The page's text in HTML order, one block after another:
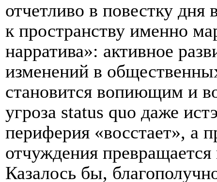
отчетливо в повестку
к пространству именно
нарратива»: активное
изменений в
становится вопиющим и
угроза status quo даже
периферия «восстает», а
отчуждения
Казалось бы,